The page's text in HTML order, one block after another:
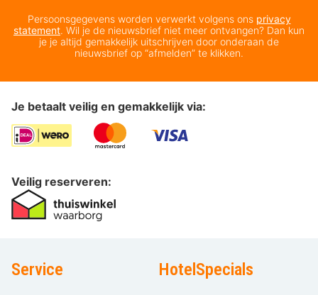
Persoonsgegevens worden verwerkt volgens ons privacy
statement. Wil je de nieuwsbrief niet meer ontvangen? Dan kun
je je altijd gemakkelijk uitschrijven door onderaan de
nieuwsbrief op “afmelden” te klikken.
Je betaalt veilig en gemakkelijk via:
Veilig reserveren:
Service HotelSpecials